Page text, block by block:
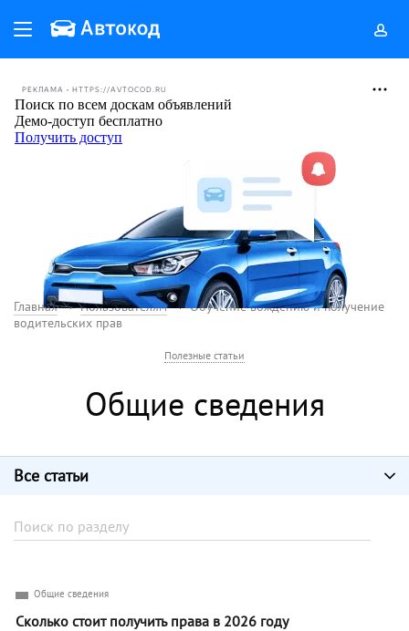
РЕКЛАМА • HTTPS://AVTOCOD.RU
Главная Пользователям
Обучение вождению и получение
водительских прав
Полезные статьи
Общие сведения
Все статьи
Общие сведения
Сколько стоит получить права в 2026 году